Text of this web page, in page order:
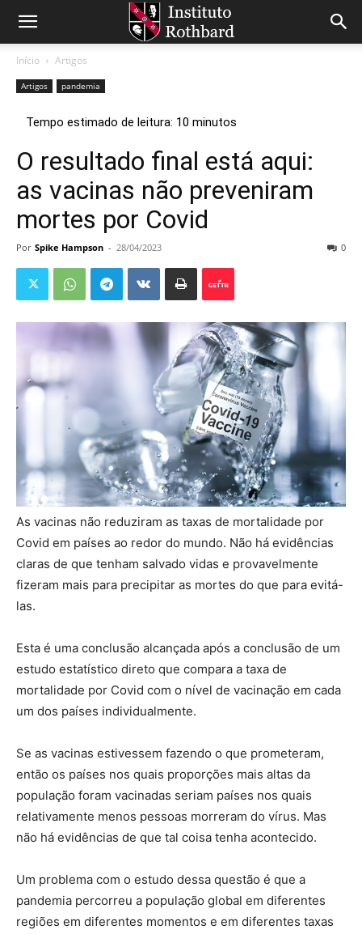
Início Artigos
Artigos pandemia
O resultado final está aqui:
as vacinas não preveniram
mortes por Covid
Por Spike Hampson - 28/04/2023 0
As vacinas não reduziram as taxas de mortalidade por
Covid em países ao redor do mundo. Não há evidências
claras de que tenham salvado vidas e provavelmente
fizeram mais para precipitar as mortes do que para evitá-
las.
Esta é uma conclusão alcançada após a conclusão de um
estudo estatístico direto que compara a taxa de
mortalidade por Covid com o nível de vacinação em cada
um dos países individualmente.
Se as vacinas estivessem fazendo o que prometeram,
então os países nos quais proporções mais altas da
população foram vacinadas seriam países nos quais
relativamente menos pessoas morreram do vírus. Mas
não há evidências de que tal coisa tenha acontecido.
Um problema com o estudo dessa questão é que a
pandemia percorreu a população global em diferentes
regiões em diferentes momentos e em diferentes taxas